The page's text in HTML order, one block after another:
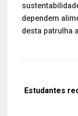
dependem
desta patrulha
Estudantes